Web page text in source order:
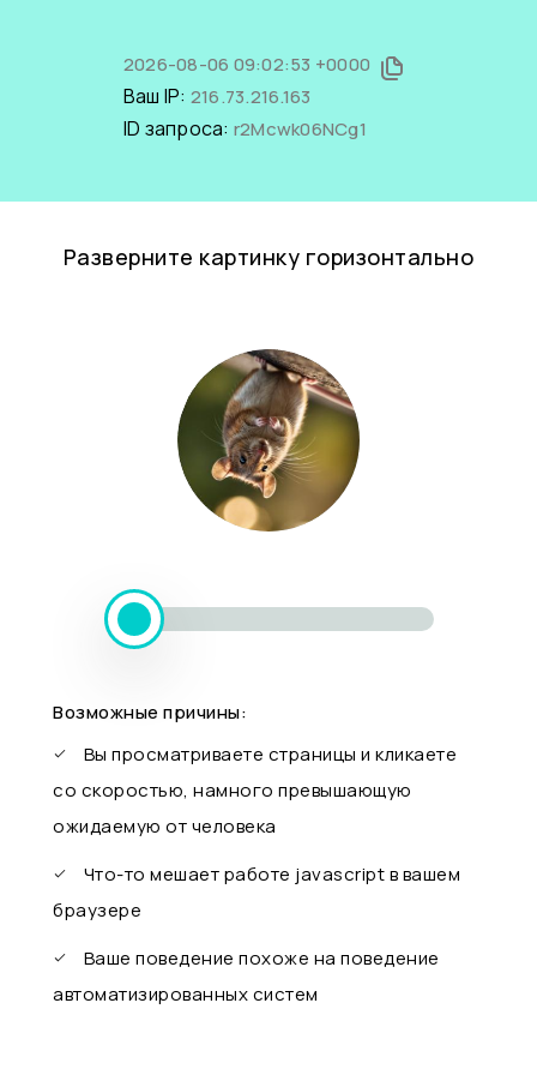
2026-08-06 09:02:53 +0000
Ваш IP: 216.73.216.163
ID запроса: r2Mcwk06NCg1
Разверните картинку горизонтально
Возможные причины:
Вы просматриваете страницы и кликаете
со скоростью, намного превышающую
ожидаемую от человека
Что-то мешает работе javascript в вашем
браузере
Ваше поведение похоже на поведение
автоматизированных систем